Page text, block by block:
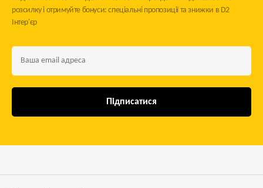
розсилку і отримуйте бонуси: спеціальні пропозиції та знижки в D2
Інтер'єр
Підписатися